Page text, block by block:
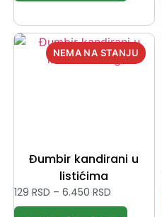
Đumbir kandirani u
listićima
129 RSD – 6.450 RSD